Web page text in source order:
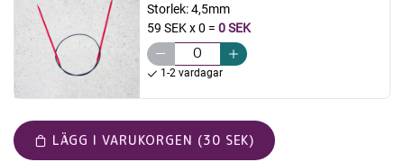
Storlek:4,5mm
59 SEK x 0 = 0 SEK
1-2 vardagar
LÄGG I VARUKORGEN (30 SEK)